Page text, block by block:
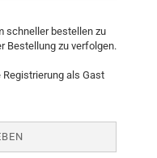
schneller bestellen zu
Bestellung zu verfolgen.
als Gast